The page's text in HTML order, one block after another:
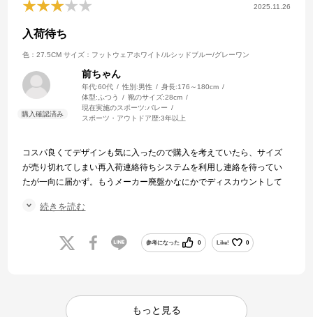
2025.11.26
入荷待ち
色：27.5CM サイズ：フットウェアホワイト/ルシッドブルー/グレーワン
前ちゃん
年代:60代 性別:男性 身長:176～180cm
体型:ふつう 靴のサイズ:28cm
現在実施のスポーツ:バレー
スポーツ・アウトドア歴:3年以上
コスパ良くてデザインも気に入ったので購入を考えていたら、サイズ
が売り切れてしまい再入荷連絡待ちシステムを利用し連絡を待ってい
たが一向に届かず。もうメーカー廃盤かなにかでディスカウントして
購入をしたところ追って再入荷連絡が届いた。幸い未使用だったので
を実施。在庫が無くならないことを願うばかり。
続きを読む
参考になった 0 Like! 0
もっと見る